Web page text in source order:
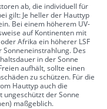
ab, die individuell für
gilt: Je heller der Hauttyp
Bei einem höherem UV-
auf Kontinenten mit
Afrika ein höherer LSF
Des
in der Sonne
aufhält, sollte einen
zu schützen. Für die
Hauttyp auch die
ungeschützt der Sonne
maßgeblich.